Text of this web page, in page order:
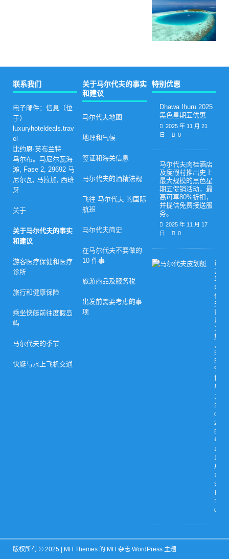
联系我们
电子邮件：信息（位
于）
luxuryhoteldeals.trav
el
比约恩·英布兰特
乌尔布。马尼尔瓦海
滩, Fase 2, 29692 马
尼尔瓦, 马拉加, 西班
牙
关于
关于马尔代夫的事实
和建议
游客医疗保健和医疗
诊所
旅行和健康保险
乘坐快艇前往度假岛
屿
马尔代夫的季节
快艇与水上飞机交通
关于马尔代夫的事实
和建议
马尔代夫地图
地理和气候
签证和海关信息
马尔代夫的酒精法规
飞往 马尔代夫 的国际
航班
马尔代夫简史
在马尔代夫不要做的
10 件事
旅游商品及服务税
出发前需要考虑的事
项
特别优惠
Dhawa Ihuru 2025
黑色星期五优惠
2025 年 11 月 21
日
0
马尔代夫肉桂酒店
及度假村推出史上
最大规模的黑色星
期五促销活动，最
高可享80%折扣，
并提供免费接送服
务。
2025 年 11 月 17
日
0
诺
瓦
马
尔
代
夫
蜜
月
之
旅
，
5
5
%
优
惠
2
0
2
5
年
1
1
月
1
3
日
0
版权所有 © 2025 | MH Themes 的 MH 杂志 WordPress 主题